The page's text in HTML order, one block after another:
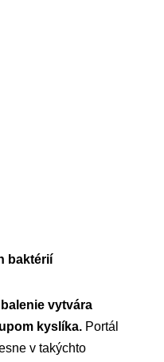
baktérií
vytvára
kyslíka. Portál
v takýchto